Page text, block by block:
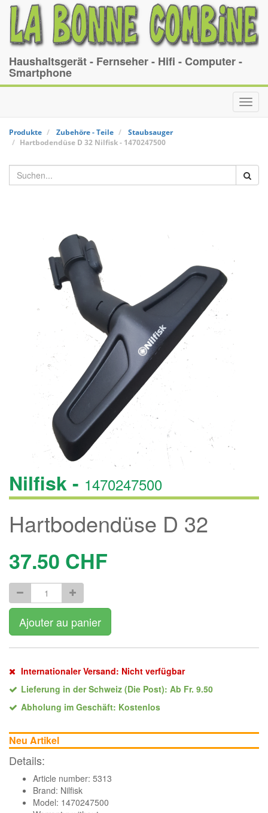
Haushaltsgerät - Fernseher - Hifi - Computer -
Smartphone
Produkte Zubehöre - Teile
Staubsauger
Hartbodendüse D 32 Nilfisk- 1470247500
Nilfisk - 1470247500
Hartbodendüse D 32
37.50 CHF
Ajouter au panier
Internationaler Versand: Nicht verfügbar
Lieferung in der Schweiz (Die Post): Ab Fr. 9.50
Abholung im Geschäft: Kostenlos
Neu Artikel
Details:
Article number: 5313
Brand: Nilfisk
Model: 1470247500